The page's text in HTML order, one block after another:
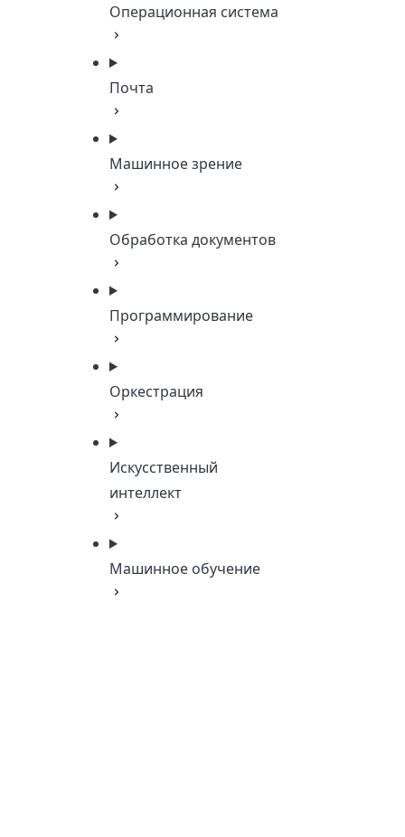
Операционная система
Почта
Машинное зрение
Обработка документов
Программирование
Оркестрация
Искусственный
интеллект
Машинное обучение